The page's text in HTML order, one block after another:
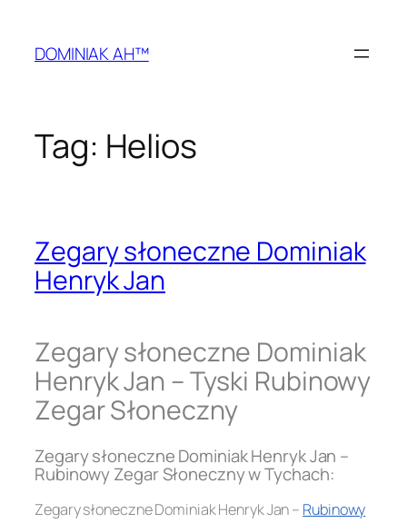
treściDOMINIAK AH™
Tag: Helios
Zegary słoneczne Dominiak
Henryk Jan
Zegary słoneczne Dominiak
Henryk Jan – Tyski Rubinowy
Zegar Słoneczny
Zegary słoneczne Dominiak Henryk Jan –
Rubinowy Zegar Słoneczny w Tychach:
Zegary słoneczne Dominiak Henryk Jan – Rubinowy